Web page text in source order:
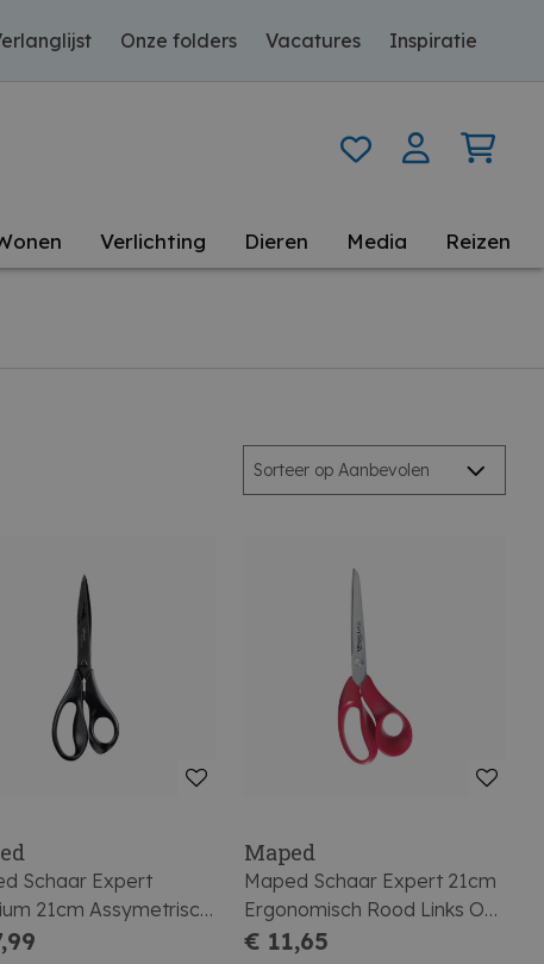
Onze folders Vacatures Inspiratie
Verlichting Dieren Media Reizen
Schaar Expert
21cm Assymetrisch
Maped
Maped Schaar Expert 21cm
Ergonomisch Rood Links Op
Blister
€ 11,65